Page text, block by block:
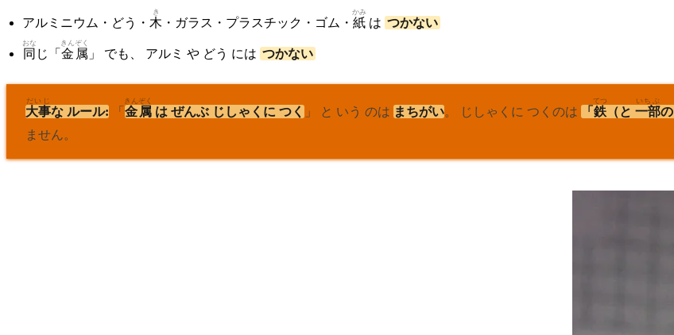
アルミニウム・どう・ 木
き
・ガラス・プラスチック・ゴム・ 紙
かみ
は つかない
同
おな
じ「 金
きん
属
ぞく
」 でも、 アルミ や どう には つかない
大事
だいじ
な ルール: 「 金
きん
属
ぞく
は ぜんぶ じしゃくに つく 」 と いう のは まちがい。 じしゃくに つくのは 「 鉄
てつ
（と 一部
いちぶ
の
ません。